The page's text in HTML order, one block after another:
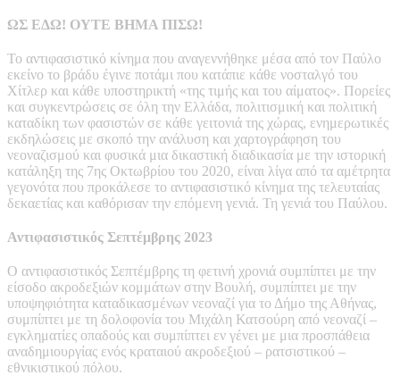
ΩΣ ΕΔΩ! ΟΥΤΕ ΒΗΜΑ ΠΙΣΩ!
Το αντιφασιστικό κίνημα που αναγεννήθηκε μέσα από τον Παύλο
εκείνο το βράδυ έγινε ποτάμι που κατάπιε κάθε νοσταλγό του
Χίτλερ και κάθε υποστηρικτή «της τιμής και του αίματος». Πορείες
και συγκεντρώσεις σε όλη την Ελλάδα, πολιτισμική και πολιτική
καταδίκη των φασιστών σε κάθε γειτονιά της χώρας, ενημερωτικές
εκδηλώσεις με σκοπό την ανάλυση και χαρτογράφηση του
νεοναζισμού και φυσικά μια δικαστική διαδικασία με την ιστορική
κατάληξη της 7ης Οκτωβρίου του 2020, είναι λίγα από τα αμέτρητα
γεγονότα που προκάλεσε το αντιφασιστικό κίνημα της τελευταίας
δεκαετίας και καθόρισαν την επόμενη γενιά. Τη γενιά του Παύλου.
Αντιφασιστικός Σεπτέμβρης 2023
Ο αντιφασιστικός Σεπτέμβρης τη φετινή χρονιά συμπίπτει με την
είσοδο ακροδεξιών κομμάτων στην Βουλή, συμπίπτει με την
υποψηφιότητα καταδικασμένων νεοναζί για το Δήμο της Αθήνας,
συμπίπτει με τη δολοφονία του Μιχάλη Κατσούρη από νεοναζί –
εγκληματίες οπαδούς και συμπίπτει εν γένει με μια προσπάθεια
αναδημιουργίας ενός κραταιού ακροδεξιού – ρατσιστικού –
εθνικιστικού πόλου.